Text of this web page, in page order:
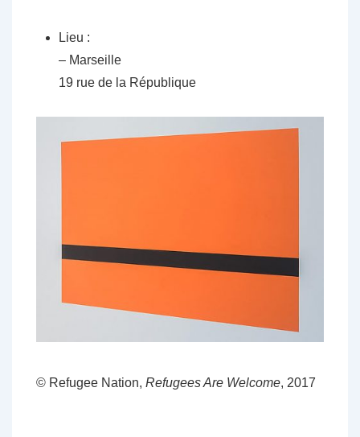
Lieu :
– Marseille
19 rue de la République
© Refugee Nation, Refugees Are Welcome, 2017